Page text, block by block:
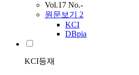
Vol.17 No.-
원문보기 2
KCI
DBpia
KCI등재